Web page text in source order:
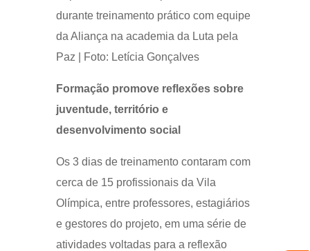
durante treinamento prático com equipe
da Aliança na academia da Luta pela
Paz | Foto: Letícia Gonçalves
Formação promove reflexões sobre
juventude, território e
desenvolvimento social
Os 3 dias de treinamento contaram com
cerca de 15 profissionais da Vila
Olímpica, entre professores, estagiários
e gestores do projeto, em uma série de
atividades voltadas para a reflexão